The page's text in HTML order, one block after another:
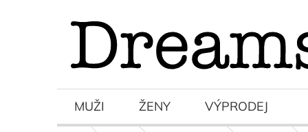
MUŽI ŽENY VÝPRODEJ